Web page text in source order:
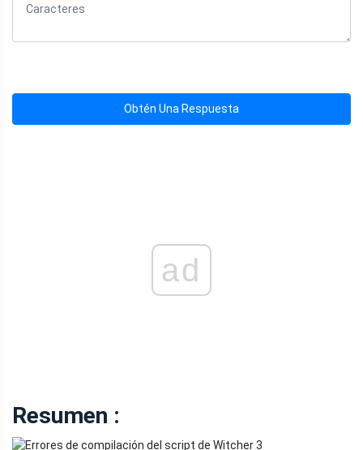
Obtén Una Respuesta
ad
Resumen :